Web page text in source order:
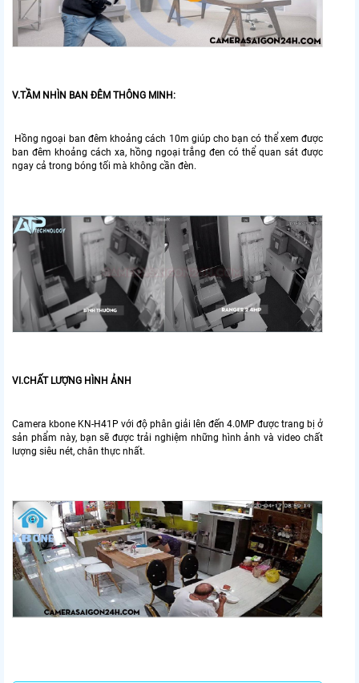
V.TẦM NHÌN BAN ĐÊM THÔNG MINH:
Hồng ngoại ban đêm khoảng cách 10m giúp cho bạn có thể xem được
ban đêm khoảng cách xa, hồng ngoại trắng đen có thể quan sát được
ngay cả trong bóng tối mà không cần đèn.
VI.CHẤT LƯỢNG HÌNH ẢNH
Camera kbone KN-H41P với độ phân giải lên đến 4.0MP được trang bị ở
sản phẩm này, bạn sẽ được trải nghiệm những hình ảnh và video chất
lượng siêu nét, chân thực nhất.